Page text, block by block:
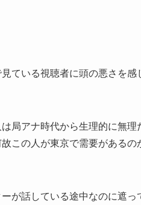
ている視聴者に頭の悪さを感
局アナ時代から生理的に無
この人が東京で需要があるの
が話している途中なのに遮